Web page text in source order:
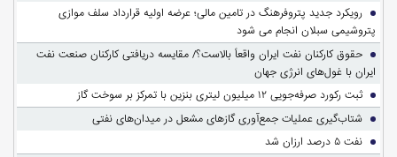
رویکرد جدید پتروفرهنگ در تامین مالی؛ عرضه اولیه قرارداد سلف موازی
پتروشیمی سبلان انجام می شود
حقوق کارکنان نفت ایران واقعاً بالاست؟/ مقایسه دریافتی کارکنان صنعت نفت
ایران با غول‌های انرژی جهان
ثبت رکورد صرفه‌جویی ۱۲ میلیون لیتری بنزین با تمرکز بر سوخت گاز
شتاب‌گیری عملیات جمع‌آوری گازهای مشعل در میدان‌های نفتی
نفت ۵ درصد ارزان شد